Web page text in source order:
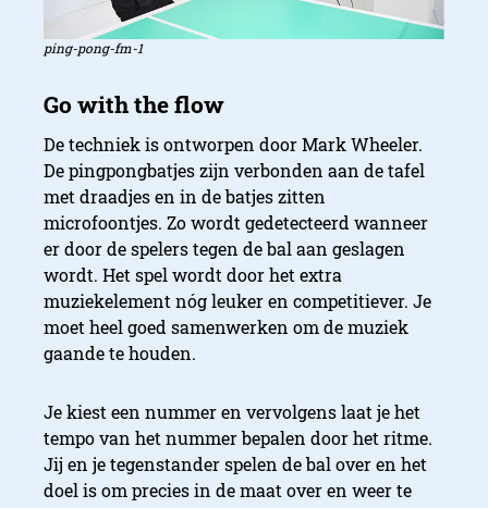
ping-pong-fm-1
De techniek is ontworpen door Mark Wheeler.
De pingpongbatjes zijn verbonden aan de tafel
met draadjes en in de batjes zitten
microfoontjes. Zo wordt gedetecteerd wanneer
er door de spelers tegen de bal aan geslagen
wordt. Het spel wordt door het extra
muziekelement nóg leuker en competitiever. Je
moet heel goed samenwerken om de muziek
gaande te houden.
Je kiest een nummer en vervolgens laat je het
tempo van het nummer bepalen door het ritme.
Jij en je tegenstander spelen de bal over en het
doel is om precies in de maat over en weer te